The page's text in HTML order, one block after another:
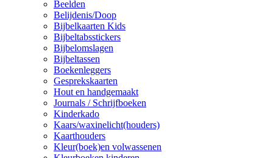
Beelden
Belijdenis/Doop
Bijbelkaarten Kids
Bijbeltabsstickers
Bijbelomslagen
Bijbeltassen
Boekenleggers
Gesprekskaarten
Hout en handgemaakt
Journals / Schrijfboeken
Kinderkado
Kaars/waxinelicht(houders)
Kaarthouders
Kleur(boek)en volwassenen